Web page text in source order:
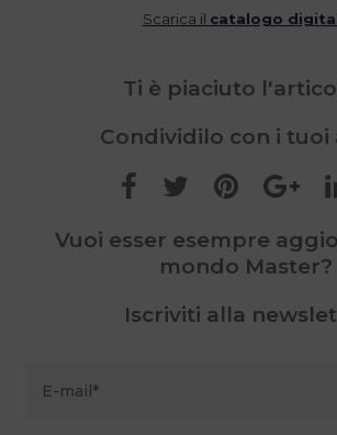
Scarica il catalogo
Ti è piaciuto
Condividilo con i tuoi
Vuoi esser esempre
mondo Master?
Iscriviti alla